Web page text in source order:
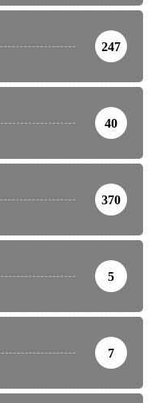
247
40
370
5
7